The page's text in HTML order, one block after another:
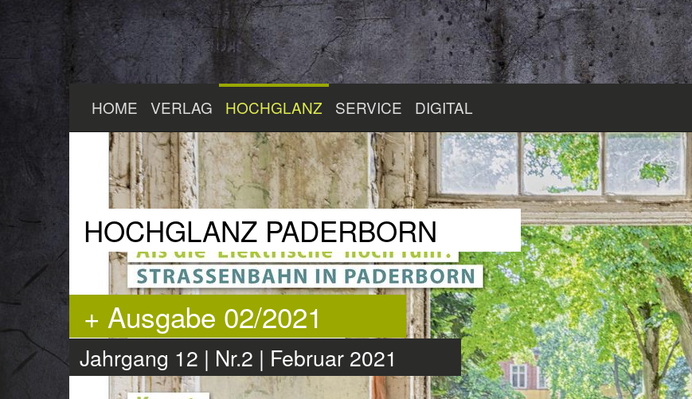
Hauptinhalt
HOME VERLAG HOCHGLANZ SERVICE DIGITAL
HOCHGLANZ PADERBORN
+ Ausgabe 02/2021
Jahrgang 12 | Nr.2 | Februar 2021